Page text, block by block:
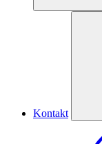
Kontakt